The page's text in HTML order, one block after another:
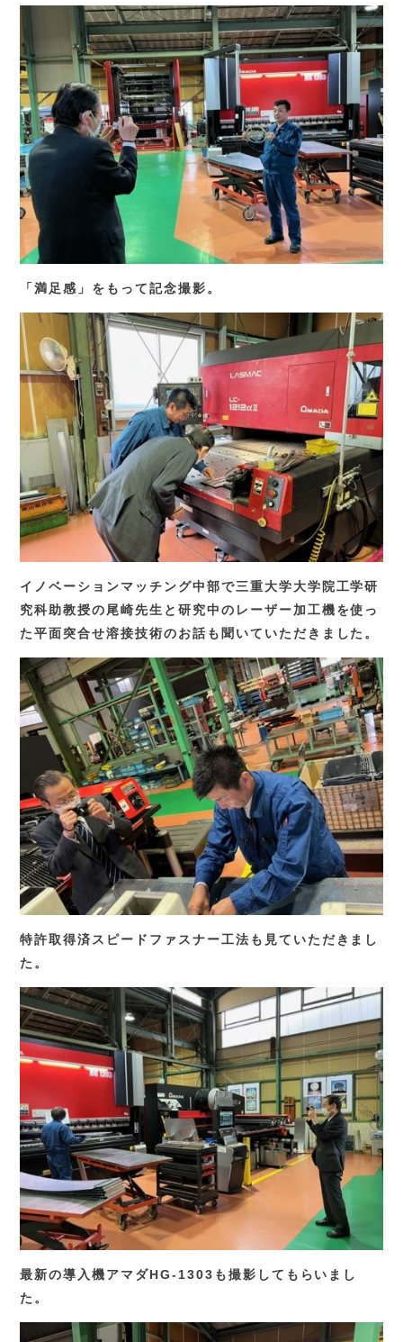
「満足感」をもって記念撮影。
イノベーションマッチング中部で三重大学大学院工学研
究科助教授の尾崎先生と研究中のレーザー加工機を使っ
た平面突合せ溶接技術のお話も聞いていただきました。
特許取得済スピードファスナー工法も見ていただきまし
た。
最新の導入機アマダHG-1303も撮影してもらいまし
た。